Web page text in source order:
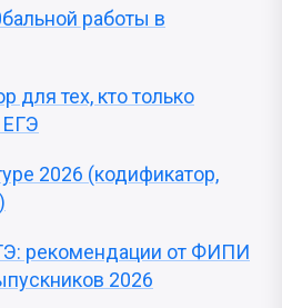
работы в
для тех, кто только
ЕГЭ
2026 (кодификатор,
рекомендации от ФИПИ
2026